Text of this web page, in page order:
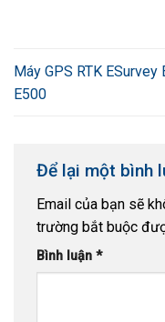
Máy GPS RTK ESurvey
E500
Để lại một bình
Email của bạn sẽ
trường bắt buộc
Bình luận *